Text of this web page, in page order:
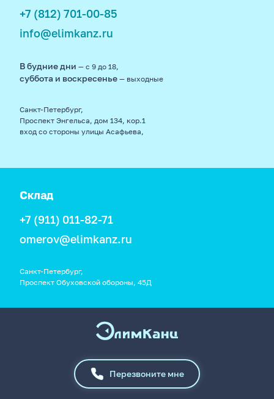
+7 (812) 701-00-85
info@elimkanz.ru
В будние дни — с 9 до 18,
суббота и воскресенье — выходные
Санкт-Петербург,
Проспект Энгельса, дом 134, кор.1
вход со стороны улицы Асафьева,
Склад
+7 (911) 011-82-71
omerov@elimkanz.ru
Санкт-Петербург,
Проспект Обуховской обороны, 45Д
Перезвоните мне